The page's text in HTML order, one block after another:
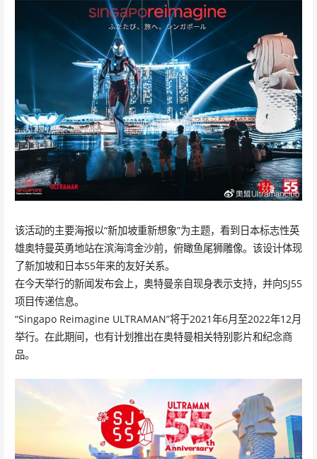
该活动的主要海报以“新加坡重新想象”为主题，看到日本标志性英
雄奥特曼英勇地站在滨海湾金沙前，俯瞰鱼尾狮雕像。该设计体现
了新加坡和日本55年来的友好关系。
在今天举行的新闻发布会上，奥特曼亲自现身表示支持，并向SJ55
项目传递信息。
“Singapo Reimagine ULTRAMAN”将于2021年6月至2022年12月
举行。在此期间，也有计划推出在奥特曼相关特别影片和纪念商
品。